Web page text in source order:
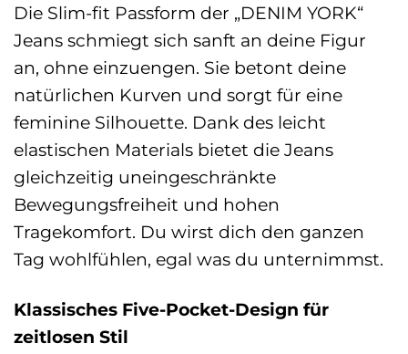
Die Slim-fit Passform der „DENIM YORK“
Jeans schmiegt sich sanft an deine Figur
an, ohne einzuengen. Sie betont deine
natürlichen Kurven und sorgt für eine
feminine Silhouette. Dank des leicht
elastischen Materials bietet die Jeans
gleichzeitig uneingeschränkte
Bewegungsfreiheit und hohen
Tragekomfort. Du wirst dich den ganzen
Tag wohlfühlen, egal was du unternimmst.
Klassisches Five-Pocket-Design für
zeitlosen Stil